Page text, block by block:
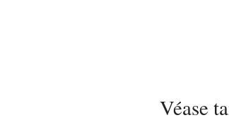
Véase